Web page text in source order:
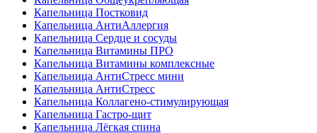
Капельница Постковид
Капельница АнтиАллергия
Капельница Сердце и сосуды
Капельница Витамины ПРО
Капельница Витамины комплексные
Капельница АнтиСтресс мини
Капельница АнтиСтресс
Капельница Коллагено-стимулирующая
Капельница Гастро-щит
Капельница Лёгкая спина